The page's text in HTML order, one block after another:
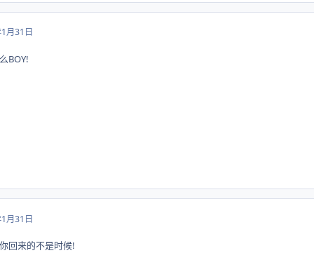
月31日
BOY!
月31日
回来的不是时候!